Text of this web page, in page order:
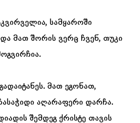
სამყაროში
მათ შორის ვერც ჩვენ, თუკი
მათ ეგონათ,
აღარაფერი დარჩა.
შემდეგ ქრისტე თავის